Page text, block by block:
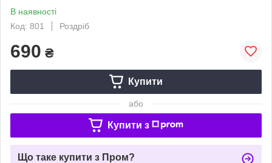
В наявності
Код: 801
Роздріб
690 ₴
Купити
або
Купити з
Що таке купити з Пром?